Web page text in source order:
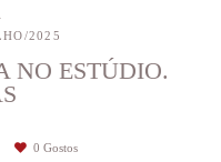
2025
NO ESTÚDIO.
0 Gostos